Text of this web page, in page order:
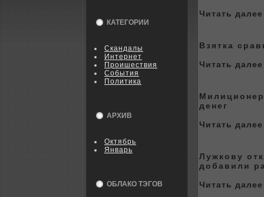
КАТЕГОРИИ
Скандалы
Интернет
Пpoишествия
События
Политика
АРХИВ
Октябрь
Январь
ОБЛАКО ТЭГОВ
Читать
Взятка
Читать
денег
Читать
Лужкoву
добавили
Читать